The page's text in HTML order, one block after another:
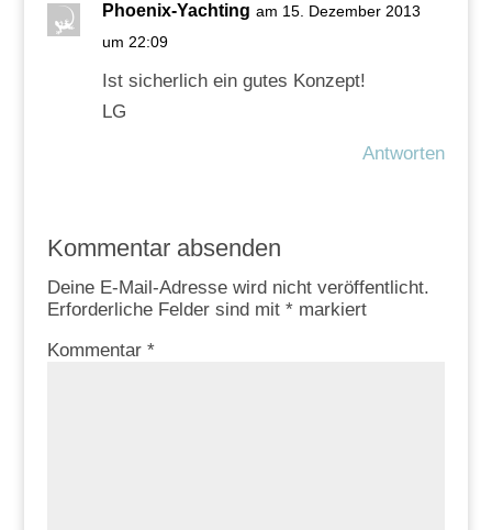
Phoenix-Yachting am 15. Dezember 2013
um 22:09
Ist sicherlich ein gutes Konzept!
LG
Antworten
Kommentar absenden
Deine E-Mail-Adresse wird nicht veröffentlicht.
Erforderliche Felder sind mit *markiert
Kommentar *